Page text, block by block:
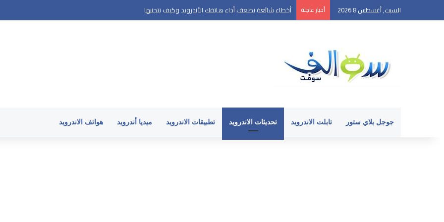
السبت, أغسطس 8 2026 أخبار عاجلة أخطاء شائعة تضعف أداء هاتفك الأندرويد وكيف تتجنبها
جوجل بلاي ستور تابلت الاندرويد تحديثات الاندرويد تطبيقات الاندرويد ميديا أندرويد هواتف الاندرويد